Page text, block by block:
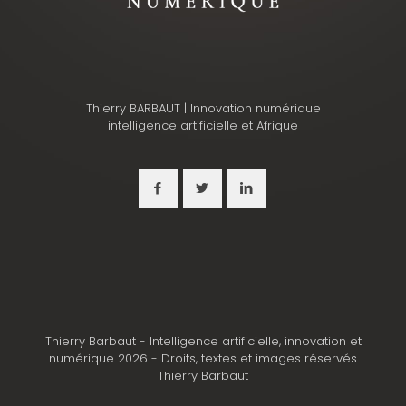
Thierry BARBAUT | Innovation numérique
intelligence artificielle et Afrique
Thierry Barbaut - Intelligence artificielle, innovation et
numérique 2026 - Droits, textes et images réservés
Thierry Barbaut